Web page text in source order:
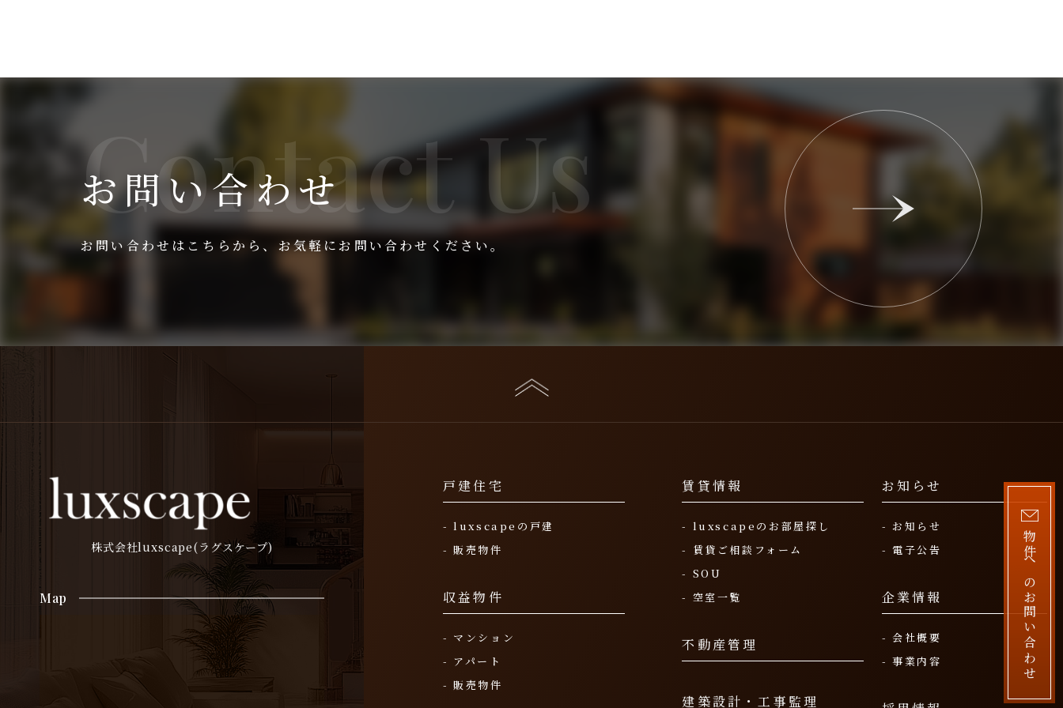
お問い合わせ
お問い合わせはこちらから、 お気軽にお問い合わせください。
物件へのお問い合わせ
株式会社luxscape(ラグスケープ)
Map
戸建住宅
- luxscapeの戸建
- 販売物件
収益物件
- マンション
- アパート
- 販売物件
賃貸情報
- luxscapeのお部屋探し
- 賃貸ご相談フォーム
- SOU
- 空室一覧
不動産管理
建築設計・工事監理
お知らせ
- お知らせ
- 電子公告
企業情報
- 会社概要
- 事業内容